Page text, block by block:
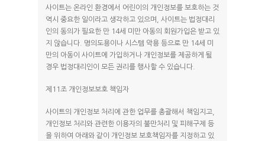
사이트는 온라인 환경에서 어린이의 개인정보를 보호하는 것
역시 중요한 일이라고 생각하고 있으며, 사이트는 법정대리
인의 동의가 필요한 만 14세 미만 아동의 회원가입은 받고 있
지 않습니다. 명의도용이나 시스템 악용 등으로 만 14세 미
만의 아동이 사이트에 가입하거나 개인정보를 제공하게 될
경우 법정대리인이 모든 권리를 행사할 수 있습니다.
제11조 개인정보보호 책임자
사이트의 개인정보 처리에 관한 업무를 총괄해서 책임지고,
개인정보 처리와 관련한 이용자의 불만처리 및 피해구제 등
을 위하여 아래와 같이 개인정보 보호책임자를 지정하고 있